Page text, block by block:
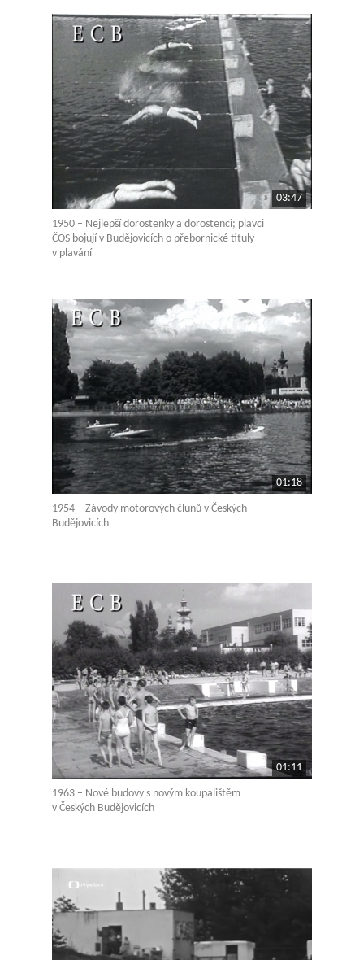
03:47
1950 – Nejlepší dorostenky a dorostenci; plavci
ČOS bojují v Budějovicích o přebornické tituly
v plavání
01:18
1954 – Závody motorových člunů v Českých
Budějovicích
01:11
1963 – Nové budovy s novým koupalištěm
v Českých Budějovicích